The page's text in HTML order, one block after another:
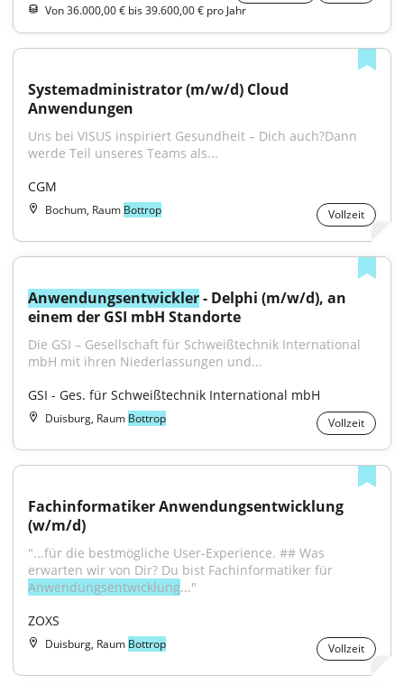
Von 36.000,00 € bis 39.600,00 € pro Jahr
Systemadministrator (m/w/d) Cloud
Anwendungen
Uns bei VISUS inspiriert Gesundheit – Dich auch?Dann
werde Teil unseres Teams als...
CGM
Bochum, Raum Bottrop Vollzeit
Anwendungsentwickler - Delphi (m/w/d), an
einem der GSI mbH Standorte
Die GSI – Gesellschaft für Schweißtechnik International
mbH mit ihren Niederlassungen und...
GSI - Ges. für Schweißtechnik International mbH
Duisburg, Raum Bottrop Vollzeit
Fachinformatiker Anwendungsentwicklung
(w/m/d)
"...für die bestmögliche User-Experience. ## Was
Anwendungsentwicklung..."
ZOXS
Duisburg, Raum Bottrop Vollzeit